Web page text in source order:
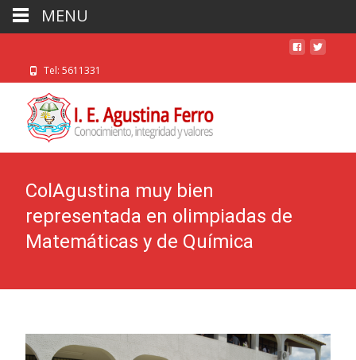
Tel: 5611331
ColAgustina muy bien
representada en olimpiadas de
Matemáticas y de Química
MENU